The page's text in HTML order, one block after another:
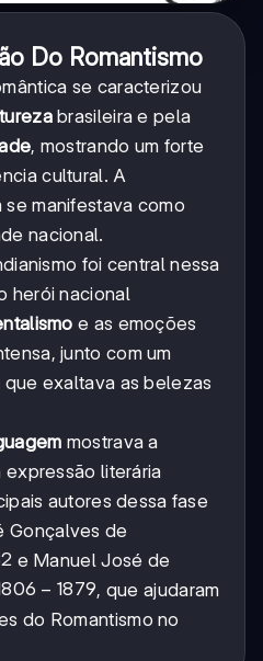
Do Romantismo
se caracterizou
brasileira e pela
, mostrando um forte
cultural. A
manifestava como
nacional.
foi central nessa
herói nacional
e as emoções
junto com um
que exaltava as belezas
mostrava a
expressão literária
autores dessa fase
Gonçalves de
e Manuel José de
− 1879, que ajudaram
do Romantismo no